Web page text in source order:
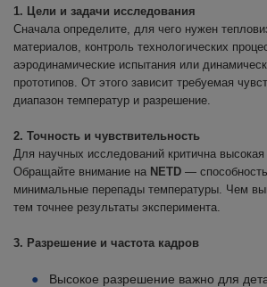
1. Цели и задачи исследования
Сначала определите, для чего нужен
материалов, контроль технологических
аэродинамические испытания или
прототипов. От этого зависит требуемая
диапазон температур и разрешение.
2. Точность и чувствительность
Для научных исследований критична высокая
Обращайте внимание на NETD —
минимальные перепады температуры. Чем
тем точнее результаты эксперимента.
3. Разрешение и частота кадров
Высокое разрешение важно для